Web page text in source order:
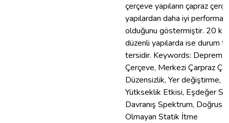
çerçeve yapıların çapraz
yapılardan daha iyi
olduğunu göstermiştir. 20 kat
düzenli yapılarda ise durum
tersidir. Keywords: Deprem,
Çerçeve, Merkezi Çarpraz
Düzensizlik, Yer değiştirme,
Yütkseklik Etkisi, Eşdeğer
Davranış Spektrum, Doğrusal
Olmayan Statik İtme